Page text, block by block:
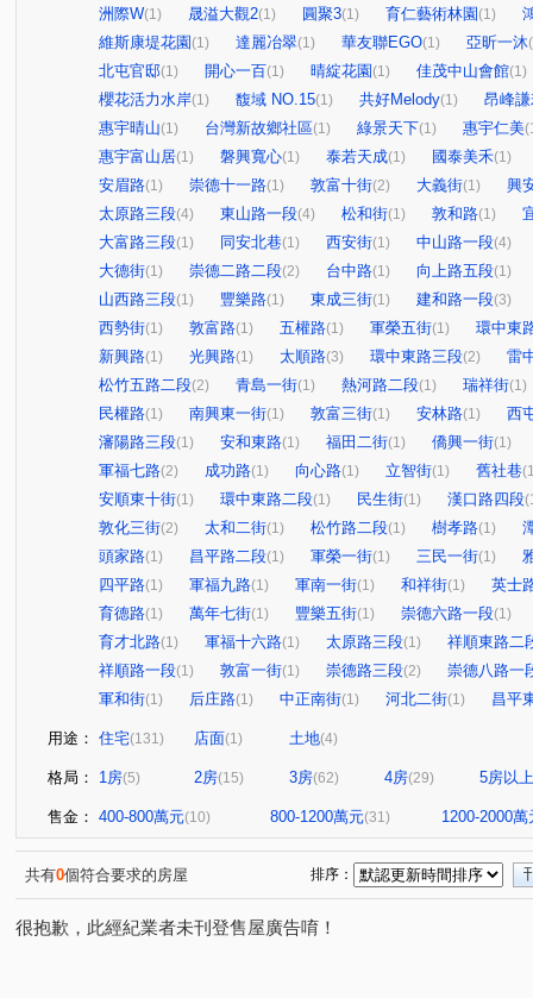
洲際W(1) 晟溢大觀2(1) 圓聚3(1) 育仁藝術林園 (1)
維斯康堤花園 (1) 達麗冶翠(1) 華友聯EGO(1) 亞昕一沐
北屯官邸(1) 開心一百(1) 晴綻花園 (1) 佳茂中山會館(1)
櫻花活力水岸(1) 馥域 NO.15(1) 共好Melody(1)
昂峰
惠宇晴山(1) 台灣新故鄉社區(1) 綠景天下(1) 惠宇仁美
惠宇富山居(1) 磐興寬心(1) 泰若天成(1) 國泰美禾(1)
安眉路(1) 崇德十一路(1) 敦富十街(2) 大義街(1)
興
太原路三段(4) 東山路一段(4) 松和街(1) 敦和路(1)
大富路三段(1) 同安北巷(1) 西安街(1) 中山路一段(4)
大德街(1) 崇德二路二段(2) 台中路(1) 向上路五段(1)
山西路三段(1) 豐樂路(1) 東成三街(1) 建和路一段(3)
西勢街(1) 敦富路(1) 五權路(1) 軍榮五街(1)
環中東
新興路(1) 光興路(1) 太順路(3) 環中東路三段(2)
雷
松竹五路二段(2) 青島一街(1) 熱河路二段(1) 瑞祥街(1)
民權路(1) 南興東一街(1) 敦富三街(1) 安林路(1)
西
瀋陽路三段(1) 安和東路(1) 福田二街(1) 僑興一街(1)
軍福七路(2) 成功路(1) 向心路(1) 立智街(1) 舊社巷
安順東十街(1) 環中東路二段(1) 民生街(1) 漢口路四段
敦化三街(2) 太和二街(1) 松竹路二段(1) 樹孝路(1)
頭家路(1) 昌平路二段(1) 軍榮一街(1) 三民一街(1)
四平路(1) 軍福九路(1) 軍南一街(1) 和祥街(1)
英士
育德路(1) 萬年七街(1) 豐樂五街(1) 崇德六路一段(1)
育才北路(1) 軍福十六路(1) 太原路三段(1)
祥順東路二
祥順路一段(1) 敦富一街(1) 崇德路三段(2)
崇德八路一
軍和街(1) 后庄路(1) 中正南街(1) 河北二街(1) 昌平
用途： 住宅(131) 店面(1) 土地(4)
格局： 1房(5) 2房(15) 3房(62) 4房(29) 5房以上
售金： 400-800萬元(10) 800-1200萬元(31) 1200-2000萬
共有0個符合要求的房屋 排序：
很抱歉，此經紀業者未刊登售屋廣告唷！